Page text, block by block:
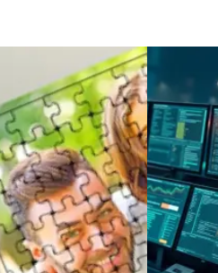
Yazı Tahtaları